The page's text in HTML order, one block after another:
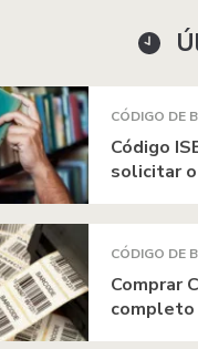
CÓDIGO DE
Código
solicitar
CÓDIGO DE
Comprar
completo